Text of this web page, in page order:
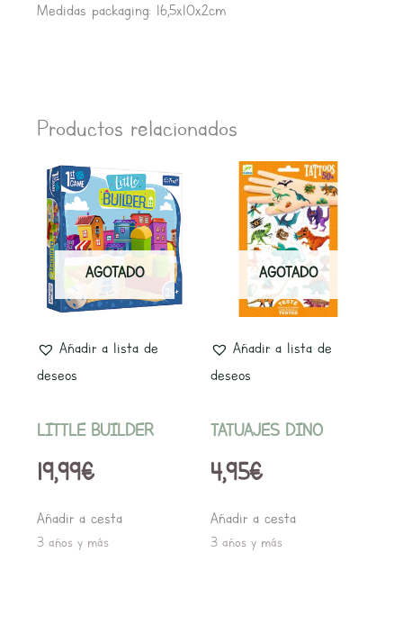
Medidas packaging: 16,5x10x2cm
Productos relacionados
AGOTADO
Añadir a lista de
deseos
LITTLE BUILDER
19,99€
Añadir a cesta
3 años y más
AGOTADO
Añadir a lista de
deseos
TATUAJES DINO
4,95€
Añadir a cesta
3 años y más